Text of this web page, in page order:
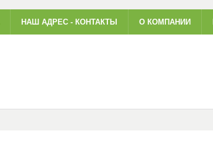
НАШ АДРЕС - КОНТАКТЫ О КОМПАНИИ